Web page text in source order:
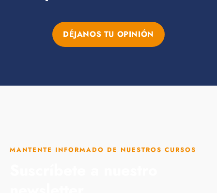
DÉJANOS TU OPINIÓN
MANTENTE INFORMADO DE NUESTROS CURSOS